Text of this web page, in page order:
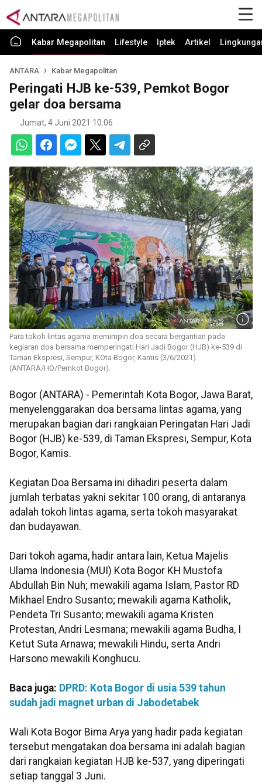
Kabar Megapolitan Lifestyle Iptek Artikel
ANTARA Kabar Megapolitan
Peringati HJB ke-539, Pemkot Bogor
gelar doa bersama
Jumat, 4 Juni 2021 10:06
Para tokoh lintas agama memimpin doa secara bergantian pada
kegiaran doa bersama memperingati Hari Jadi Bogor (HJB) ke-539 di
Taman Ekspresi, Sempur, KOta Bogor, Kamis (3/6/2021).
(ANTARA/HO/Pemkot Bogor).
Bogor (ANTARA) - Pemerintah Kota Bogor, Jawa Barat,
menyelenggarakan doa bersama lintas agama, yang
merupakan bagian dari rangkaian Peringatan Hari Jadi
Bogor (HJB) ke-539, di Taman Ekspresi, Sempur, Kota
Bogor, Kamis.
Kegiatan Doa Bersama ini dihadiri peserta dalam
jumlah terbatas yakni sekitar 100 orang, di antaranya
adalah tokoh lintas agama, serta tokoh masyarakat
dan budayawan.
Dari tokoh agama, hadir antara lain, Ketua Majelis
Ulama Indonesia (MUI) Kota Bogor KH Mustofa
Abdullah Bin Nuh; mewakili agama Islam, Pastor RD
Mikhael Endro Susanto; mewakili agama Katholik,
Pendeta Tri Susanto; mewakili agama Kristen
Protestan, Andri Lesmana; mewakili agama Budha, I
Ketut Suta Arnawa; mewakili Hindu, serta Andri
Harsono mewakili Konghucu.
Baca juga: DPRD: Kota Bogor di usia 539 tahun
sudah jadi magnet urban di Jabodetabek
Wali Kota Bogor Bima Arya yang hadir pada kegiatan
tersebut mengatakan doa bersama ini adalah bagian
dari rangkaian kegiatan HJB ke-537, yang diperingati
setiap tanggal 3 Juni.